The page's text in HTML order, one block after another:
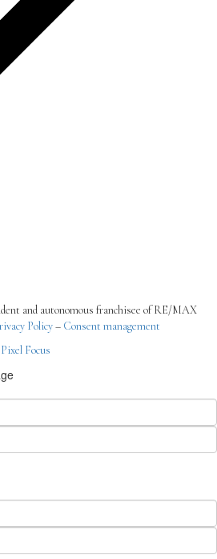
and autonomous franchisee of RE/MAX
Policy– Consent management
Pixel Focus